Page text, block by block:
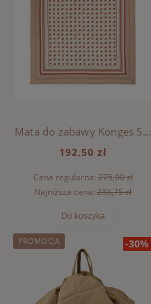
Mata do zabawy Konges Sloejd - COEUR
192,50 zł
Cena regularna:275,00 zł
Najniższa cena: 233,75 zł
Do koszyka
-30%
PROMOCJA